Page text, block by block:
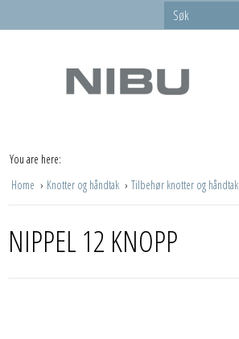
You are here:
Home
Knotter og håndtak Tilbehør knotter og håndtak
NIPPEL 12 KNOPP